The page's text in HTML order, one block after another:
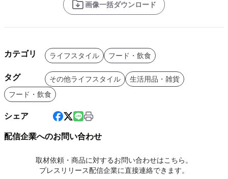
画像一括ダウンロード
カテゴリ ライフスタイル フード・飲食
タグ その他ライフスタイル
生活用品・雑貨
フード・飲食
シェア
配信企業へのお問い合わせ
取材依頼・商品に対するお問い合わせはこちら。
プレスリリース配信企業に直接連絡できます。